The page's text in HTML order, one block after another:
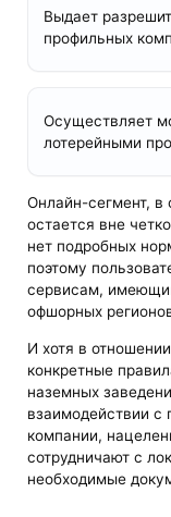
Выдает
профильных
Осуществляет
лотерейными
Онлайн-сегмент, в
остается вне
нет подробных
поэтому
сервисам,
офшорных
И хотя в
конкретные
наземных
взаимодействии
компании,
сотрудничают с
необходимые